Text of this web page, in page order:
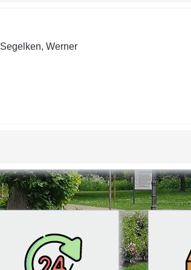
Segelken, Werner